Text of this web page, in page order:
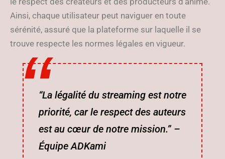
Ainsi, chaque utilisateur peut naviguer en toute
sérénité, assuré que la plateforme sur laquelle il se
trouve respecte les normes légales en vigueur.
“La légalité du streaming est notre
priorité, car le respect des auteurs
est au cœur de notre mission.” –
Équipe ADKami